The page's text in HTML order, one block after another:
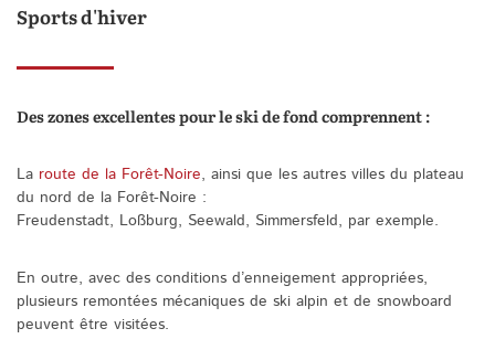
Sports d'hiver
Des zones excellentes pour le ski de fond comprennent :
La route de la Forêt-Noire, ainsi que les autres villes du plateau
du nord de la Forêt-Noire :
Freudenstadt, Loßburg, Seewald, Simmersfeld, par exemple.
En outre, avec des conditions d’enneigement appropriées,
plusieurs remontées mécaniques de ski alpin et de snowboard
peuvent être visitées.